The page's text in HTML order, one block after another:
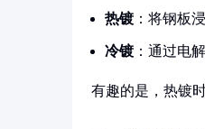
热镀 ：将钢板
冷镀 ：通过电
有趣的是，热镀